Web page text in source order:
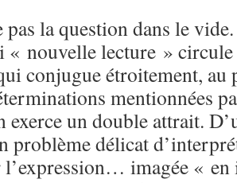
pas la question dans le
« nouvelle lecture »
conjugue étroitement, au
mentionnées
un double attrait.
problème délicat
l’expression… imagée « en